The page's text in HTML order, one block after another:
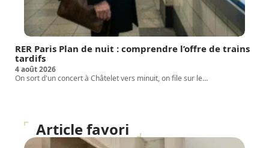
RER Paris Plan de nuit : comprendre l’offre de trains
tardifs
4 août 2026
On sort d'un concert à Châtelet vers minuit, on file sur le…
Article favori